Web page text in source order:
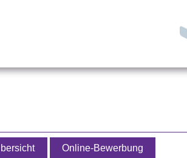
Online-Bewerbung